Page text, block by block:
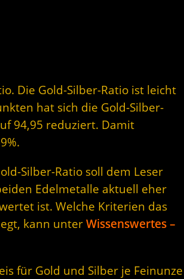
Die Gold-Silber-Ratio ist leicht
hat sich die Gold-Silber-
94,95 reduziert. Damit
Silber-Ratio soll dem Leser
Edelmetalle aktuell eher
ist. Welche Kriterien das
kann unterWissenswertes –
für Gold und Silber je Feinunze